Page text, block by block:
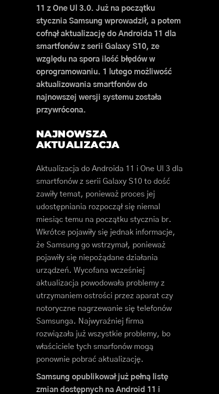
11 z One Ul 3.0. Już na początku
stycznia Samsung wprowadził, a potem
cofnął aktualizację do Androida 11 dla
smartfonów z serii Galaxy S10, ze
względu na spora ilość błędów w
oprogramowaniu. 1 lutego możliwość
aktualizowania smartfonów do
najnowszej wersji systemu została
przywrócona.
NAJNOWSZA
AKTUALIZACJA
Aktualizacja do Androida 11 i One Ul 3 dla
smartfonów z serii Galaxy S10 to dość
zawiły temat, ponieważ proces jej
udostępniania rozpoczął się niemal
miesiąc temu na początku stycznia br.
Wkrótce pojawiły się jednak informacje,
że Samsung go wstrzymał, ponieważ
pojawiły się niepożądane działania
urządzeń. Wycofana wcześniej
aktualizacja powodowała problemy z
utrzymaniem ostrości przez aparat czy
notoryczne nagrzewanie się telefonów
Samsunga. Najwyraźniej firma
rozwiązała już wszystkie problemy, bo
właściciele tych smarfonów mogą
ponownie pobrać aktualizację.
Samsung opublikował już pełną listę
zmian dostępnych na Android 11 i